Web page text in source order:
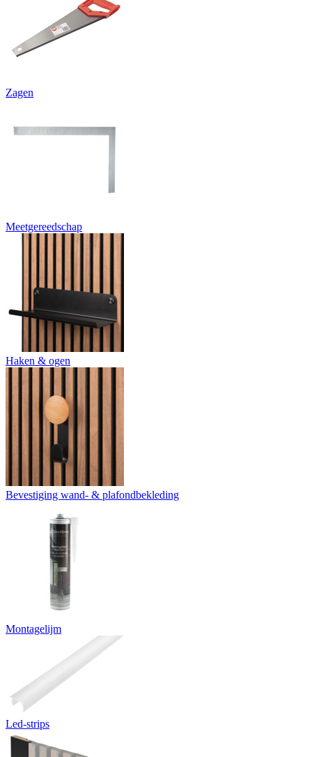
Zagen
Meetgereedschap
Haken & ogen
Bevestiging wand- & plafondbekleding
Montagelijm
Led-strips